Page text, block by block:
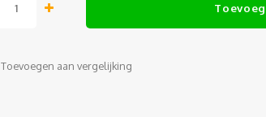
Toevoegen aan vergelijking